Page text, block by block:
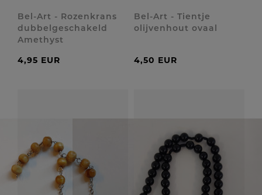
Bel-Art - Rozenkrans
dubbelgeschakeld
Amethyst
4,95 EUR
Bel-Art - Tientje
olijvenhout ovaal
4,50 EUR